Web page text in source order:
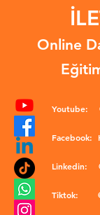
Online
Youtube:
Facebook:
Linkedin:
Tiktok: